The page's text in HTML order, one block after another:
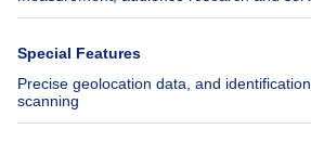
Immowelt.de
Help
FAQ
Follow